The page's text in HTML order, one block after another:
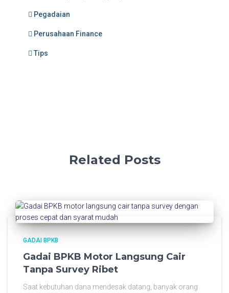
Pegadaian
Perusahaan Finance
Tips
Related Posts
GADAI BPKB
Gadai BPKB Motor Langsung Cair
Tanpa Survey Ribet
Saat kebutuhan dana mendesak datang, banyak orang